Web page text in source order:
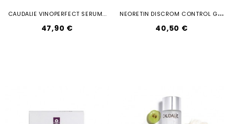
CAUDALIE VINOPERFECT SERUM...
47,90 €
N
EORETIN DISCROM CONTROL GEL CREAM 40ML
40,50 €